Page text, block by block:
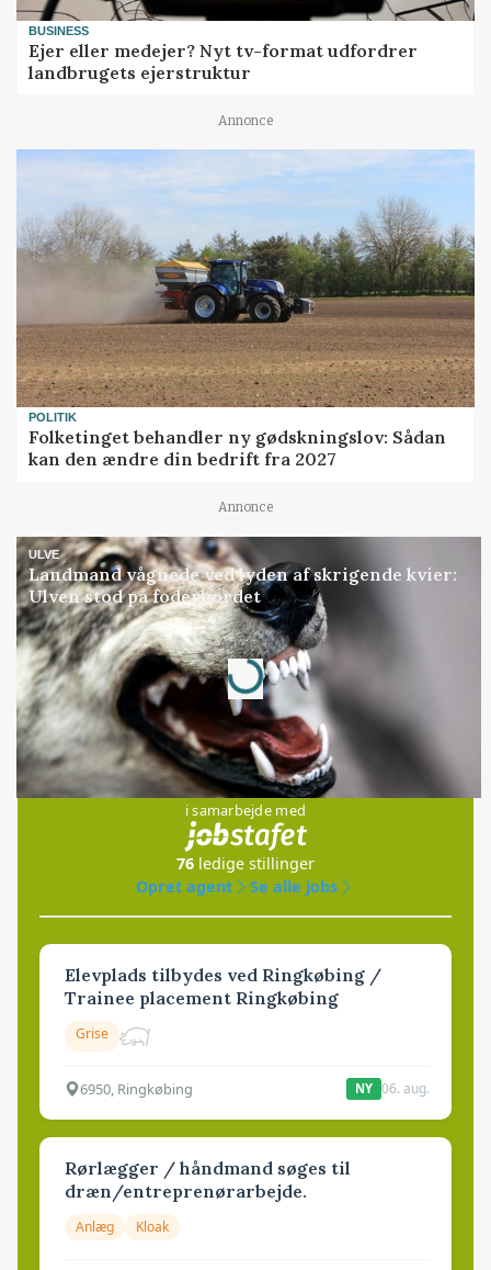
BUSINESS
Ejer eller medejer? Nyt tv-format udfordrer
landbrugets ejerstruktur
Annonce
POLITIK
Folketinget behandler ny gødskningslov: Sådan
kan den ændre din bedrift fra 2027
Annonce
ULVE
Landmand vågnede ved lyden af skrigende kvier:
Ulven stod på foderbordet
Annonce
Loading...
Jobs
i samarbejde med
76 ledige stillinger
Opret agent
Se alle jobs
Elevplads tilbydes ved Ringkøbing /
Trainee placement Ringkøbing
Grise
6950, Ringkøbing NY 06. aug.
Rørlægger / håndmand søges til
dræn/entreprenørarbejde.
Anlæg Kloak